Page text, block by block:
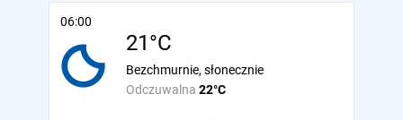
06:00
21°C
Odczuwalna 22°C
Bezchmurnie, słonecznie